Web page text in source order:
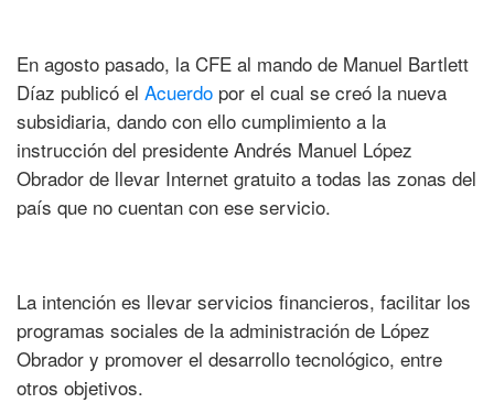
En agosto pasado, la CFE al mando de Manuel Bartlett
Díaz publicó el Acuerdo por el cual se creó la nueva
subsidiaria, dando con ello cumplimiento a la
instrucción del presidente Andrés Manuel López
Obrador de llevar Internet gratuito a todas las zonas del
país que no cuentan con ese servicio.
La intención es llevar servicios financieros, facilitar los
programas sociales de la administración de López
Obrador y promover el desarrollo tecnológico, entre
otros objetivos.